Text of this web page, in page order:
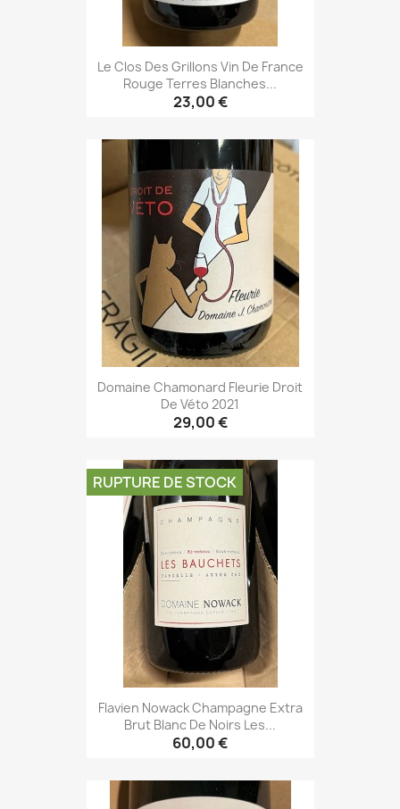
Le Clos Des Grillons Vin De France
Rouge Terres Blanches...
23,00 €
Domaine Chamonard Fleurie Droit
De Véto 2021
29,00 €
Flavien Nowack Champagne Extra
Brut Blanc De Noirs Les...
60,00 €
RUPTURE DE STOCK